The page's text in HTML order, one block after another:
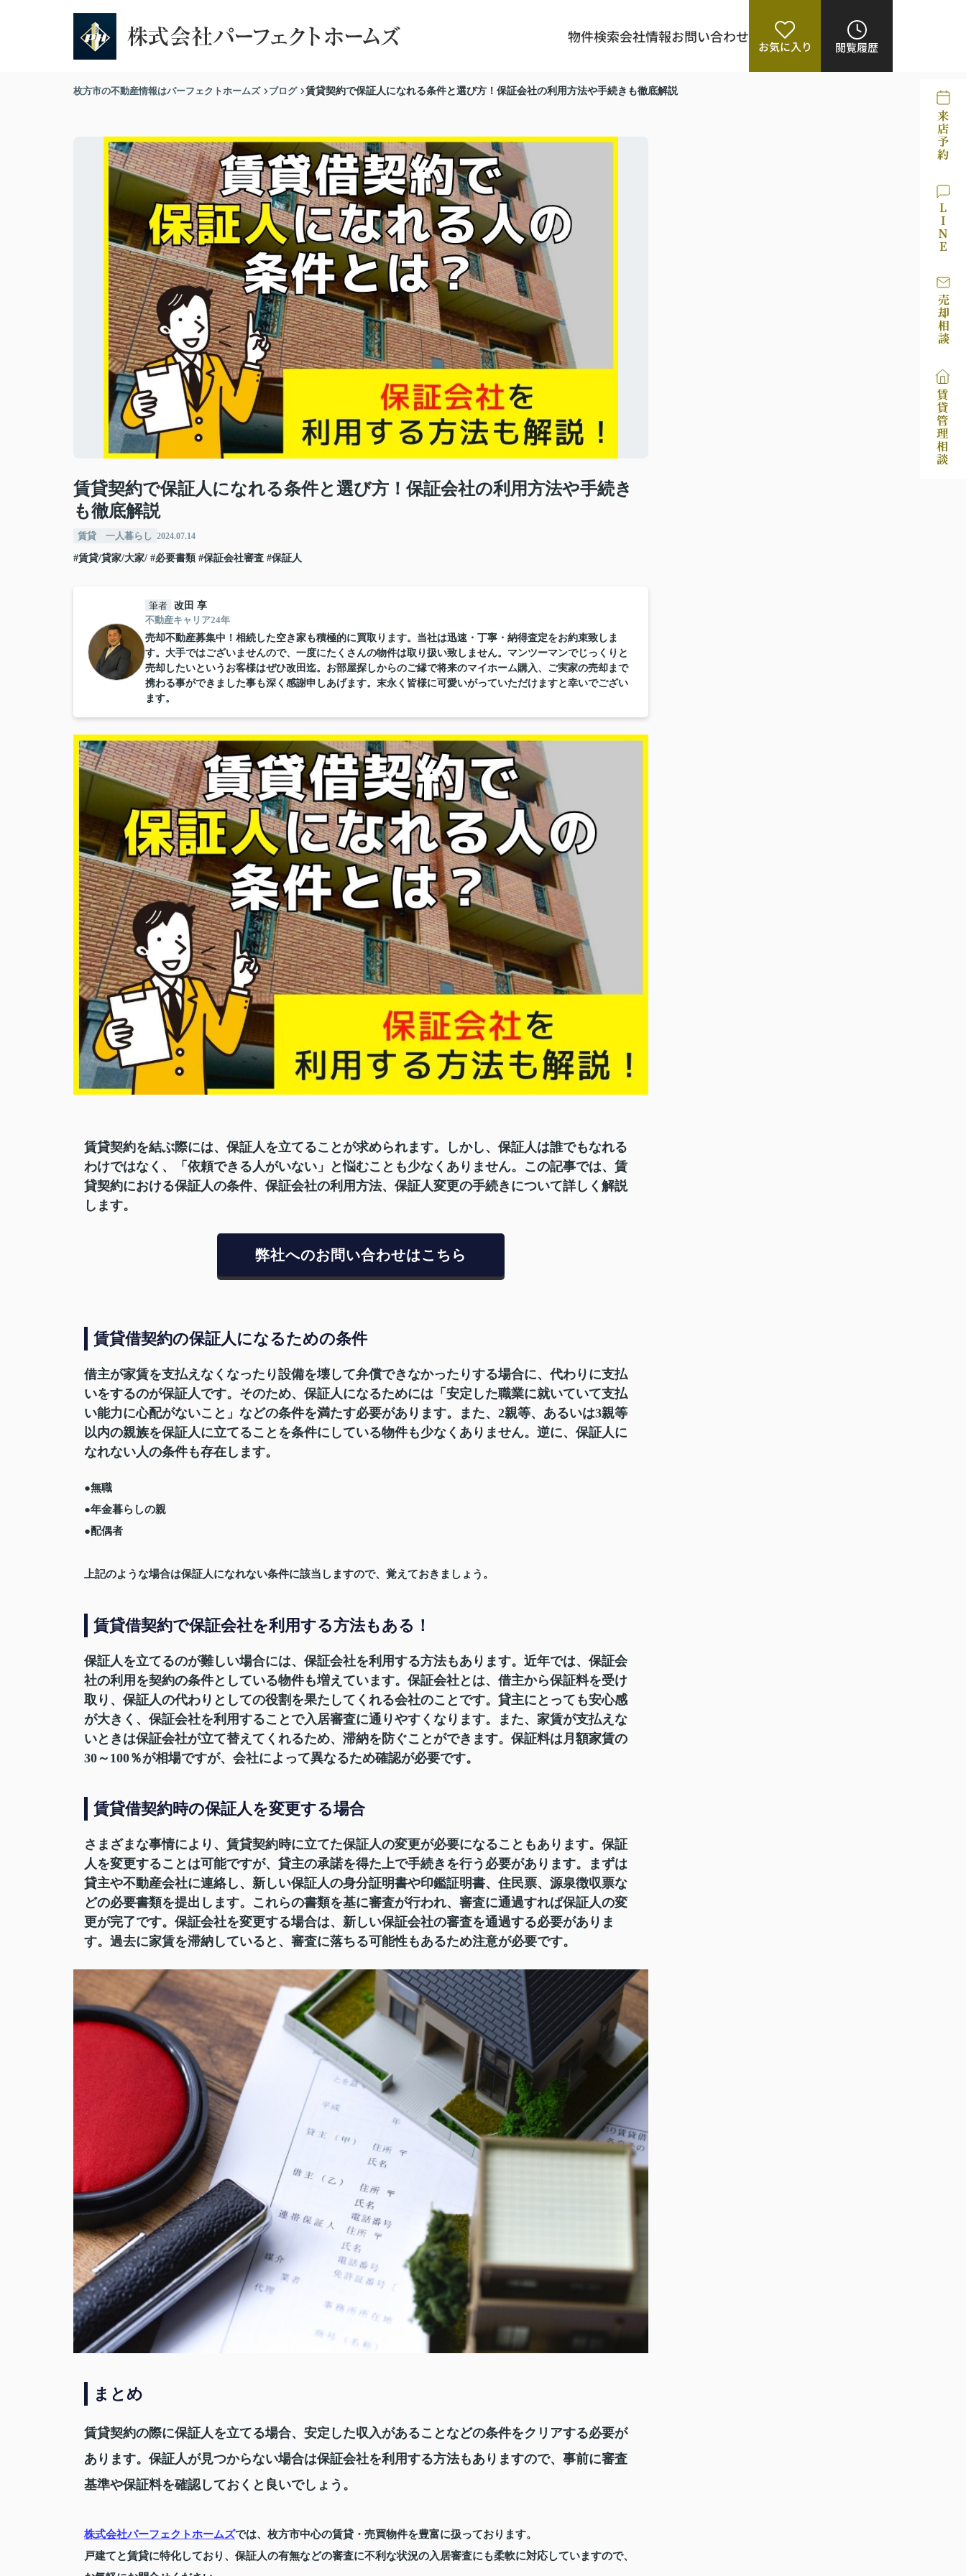
物件検索会社情報お問い合わせ
お気に入り 閲覧履歴
枚方市の不動産情報はパーフェクトホームズ ブログ 賃貸契約で保証人になれる条件と選び方！保証会社の利用方法や手続きも徹底解説
賃貸契約で保証人になれる条件と選び方！保証会社の利用方法や手続き
も徹底解説
賃貸 一人暮らし 2024.07.14
#賃貸/貸家/大家/ #必要書類 #保証会社審査 #保証人
筆者 改田 享
不動産キャリア24年
売却不動産募集中！相続した空き家も積極的に買取ります。当社は迅速・丁寧・納得査定をお約束致しま
す。大手ではございませんので、一度にたくさんの物件は取り扱い致しません。マンツーマンでじっくりと
売却したいというお客様はぜひ改田迄。お部屋探しからのご縁で将来のマイホーム購入、ご実家の売却まで
携わる事ができました事も深く感謝申しあげます。末永く皆様に可愛いがっていただけますと幸いでござい
ます。
賃貸契約を結ぶ際には、保証人を立てることが求められます。しかし、保証人は誰でもなれる
わけではなく、「依頼できる人がいない」と悩むことも少なくありません。この記事では、賃
貸契約における保証人の条件、保証会社の利用方法、保証人変更の手続きについて詳しく解説
します。
弊社へのお問い合わせはこちら
賃貸借契約の保証人になるための条件
借主が家賃を支払えなくなったり設備を壊して弁償できなかったりする場合に、代わりに支払
いをするのが保証人です。そのため、保証人になるためには「安定した職業に就いていて支払
い能力に心配がないこと」などの条件を満たす必要があります。また、2親等、あるいは3親等
以内の親族を保証人に立てることを条件にしている物件も少なくありません。逆に、保証人に
なれない人の条件も存在します。
●無職
●年金暮らしの親
●配偶者
上記のような場合は保証人になれない条件に該当しますので、覚えておきましょう。
賃貸借契約で保証会社を利用する方法もある！
保証人を立てるのが難しい場合には、保証会社を利用する方法もあります。近年では、保証会
社の利用を契約の条件としている物件も増えています。保証会社とは、借主から保証料を受け
取り、保証人の代わりとしての役割を果たしてくれる会社のことです。貸主にとっても安心感
が大きく、保証会社を利用することで入居審査に通りやすくなります。また、家賃が支払えな
いときは保証会社が立て替えてくれるため、滞納を防ぐことができます。保証料は月額家賃の
30～100％が相場ですが、会社によって異なるため確認が必要です。
賃貸借契約時の保証人を変更する場合
さまざまな事情により、賃貸契約時に立てた保証人の変更が必要になることもあります。保証
人を変更することは可能ですが、貸主の承諾を得た上で手続きを行う必要があります。まずは
貸主や不動産会社に連絡し、新しい保証人の身分証明書や印鑑証明書、住民票、源泉徴収票な
どの必要書類を提出します。これらの書類を基に審査が行われ、審査に通過すれば保証人の変
更が完了です。保証会社を変更する場合は、新しい保証会社の審査を通過する必要がありま
す。過去に家賃を滞納していると、審査に落ちる可能性もあるため注意が必要です。
まとめ
賃貸契約の際に保証人を立てる場合、安定した収入があることなどの条件をクリアする必要が
あります。保証人が見つからない場合は保証会社を利用する方法もありますので、事前に審査
基準や保証料を確認しておくと良いでしょう。
株式会社パーフェクトホームズでは、枚方市中心の賃貸・売買物件を豊富に扱っております。
戸建てと賃貸に特化しており、保証人の有無などの審査に不利な状況の入居審査にも柔軟に対応していますので、